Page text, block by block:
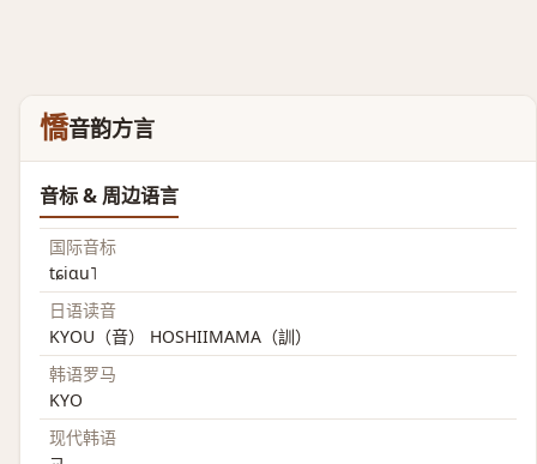
憍音韵方言
音标 & 周边语言
国际音标
tɕiɑu˥
日语读音
KYOU（音） HOSHIIMAMA（訓）
韩语罗马
KYO
现代韩语